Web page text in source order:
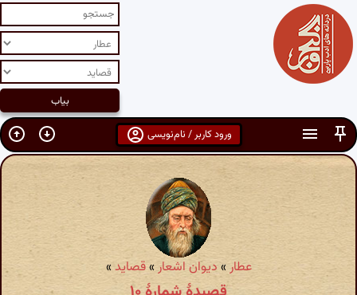
ورود کاربر / نام‌نویسی
عطار » دیوان اشعار»قصاید»